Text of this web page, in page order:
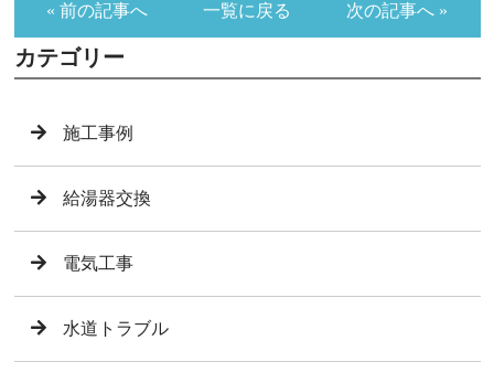
« 前の記事へ 一覧に戻る 次の記事へ »
カテゴリー
施工事例
給湯器交換
電気工事
水道トラブル